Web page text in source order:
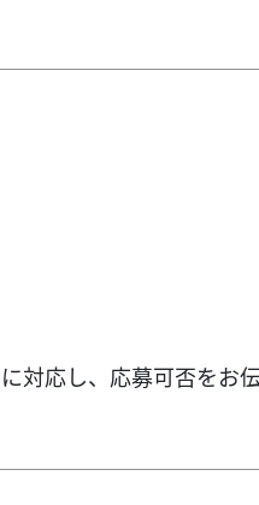
対応し、応募可否をお